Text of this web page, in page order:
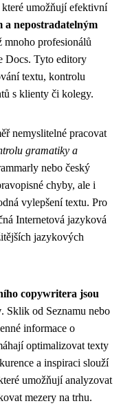
které umožňují efektivní
a nepostradatelným
mnoho profesionálů
Docs. Tyto editory
textu, kontrolu
s klienty či kolegy.
nemyslitelné pracovat
gramatiky a
nebo český
chyby, ale i
vylepšení textu. Pro
Internetová jazyková
jazykových
copywritera jsou
. Sklik od Seznamu nebo
informace o
optimalizovat texty
a inspiraci slouží
umožňují analyzovat
mezery na trhu.